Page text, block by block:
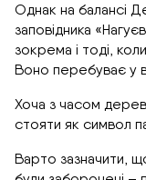
Однак на балансі
заповідника
зокрема і тоді,
Воно перебуває у
Хоча з часом
стояти як символ
Варто зазначити,